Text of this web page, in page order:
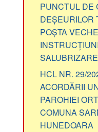
PUNCTUL DE
DEȘEURILOR
POȘTA
HCL NR. 29/
ACORDĂRII
PAROHIEI
COMUNA
HUNEDOARA